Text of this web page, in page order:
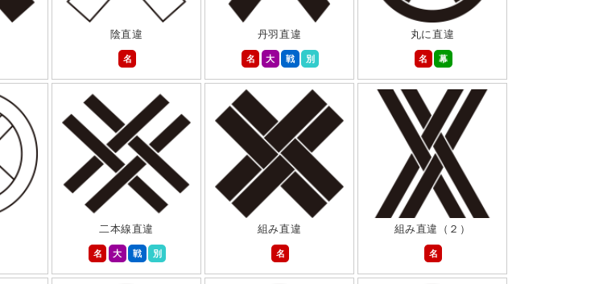
陰直違
名
丹羽直違
名
大 戦 別
丸に直違
名
幕
二本線直違
名
大 戦 別
組み直違
名
組み直違（２）
名